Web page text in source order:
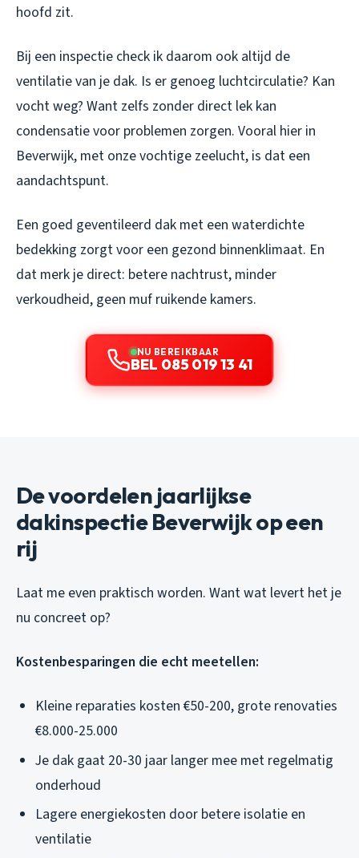
hoofd zit.
Bij een inspectie check ik daarom ook altijd de
ventilatie van je dak. Is er genoeg luchtcirculatie? Kan
vocht weg? Want zelfs zonder direct lek kan
condensatie voor problemen zorgen. Vooral hier in
Beverwijk, met onze vochtige zeelucht, is dat een
aandachtspunt.
Een goed geventileerd dak met een waterdichte
bedekking zorgt voor een gezond binnenklimaat. En
dat merk je direct: betere nachtrust, minder
verkoudheid, geen muf ruikende kamers.
NU BEREIKBAAR
BEL 085 019 13 41
De voordelen jaarlijkse
dakinspectie Beverwijk op een
rij
Laat me even praktisch worden. Want wat levert het je
nu concreet op?
Kostenbesparingen die echt meetellen:
Kleine reparaties kosten €50-200, grote renovaties
€8.000-25.000
Je dak gaat 20-30 jaar langer mee met regelmatig
onderhoud
Lagere energiekosten door betere isolatie en
ventilatie